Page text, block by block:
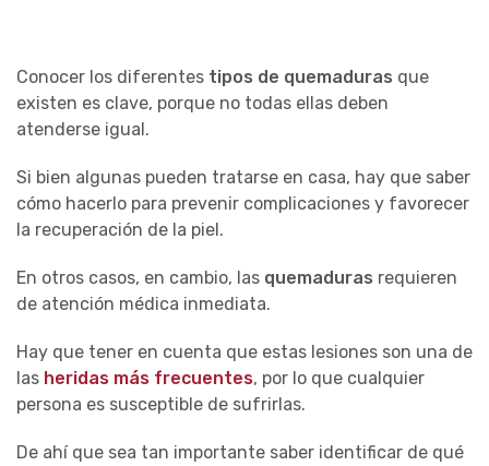
Conocer los diferentes tipos de quemaduras que
existen es clave, porque no todas ellas deben
atenderse igual.
Si bien algunas pueden tratarse en casa, hay que saber
cómo hacerlo para prevenir complicaciones y favorecer
la recuperación de la piel.
En otros casos, en cambio, las quemaduras requieren
de atención médica inmediata.
Hay que tener en cuenta que estas lesiones son una de
las heridas más frecuentes, por lo que cualquier
persona es susceptible de sufrirlas.
De ahí que sea tan importante saber identificar de qué